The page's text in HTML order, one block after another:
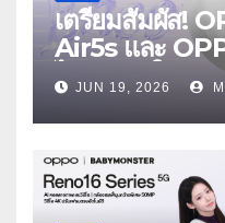
เตรียมสัมผัส!
Air5s และ
ไร้สายรุ่นใหม่ล่
ตัดเสียงรบกวน
ใส่
JUN 19, 2026